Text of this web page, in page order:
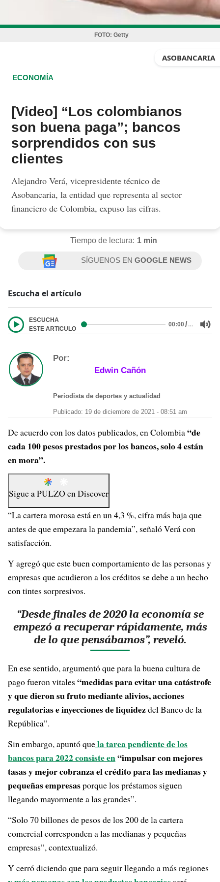
FOTO: Getty
ASOBANCARIA
ECONOMÍA
[Video] “Los colombianos
son buena paga”; bancos
sorprendidos con sus
clientes
Alejandro Verá, vicepresidente técnico de
Asobancaria, la entidad que representa al sector
financiero de Colombia, expuso las cifras.
Tiempo de lectura: 1 min
SÍGUENOS ENGOOGLE NEWS
Escucha el artículo
ESCUCHA
ESTE ARTICULO
00:00/…
Por:
Edwin Cañón
Periodista de deportes y actualidad
Publicado: 19 de diciembre de 2021 - 08:51 am
De acuerdo con los datos publicados, en Colombia“de
cada 100 pesos prestados por los bancos, solo 4 están
en mora”.
Sigue aPULZO enDiscover
“La cartera morosa está en un 4,3 %, cifra más baja que
antes de que empezara la pandemia”, señaló Verá con
satisfacción.
Y agregó que este buen comportamiento de las personas y
empresas que acudieron a los créditos se debe a un hecho
con tintes sorpresivos.
“Desde finales de 2020 la economía se
empezó a recuperar rápidamente, más
de lo que pensábamos”, reveló.
En ese sentido, argumentó que para la buena cultura de
pago fueron vitales “medidas para evitar una catástrofe
y que dieron su fruto mediante alivios, acciones
regulatorias e inyecciones de liquidezdel Banco de la
República”.
Sin embargo, apuntó quela tarea pendiente de los
bancos para 2022 consiste en“impulsar con mejores
tasas y mejor cobranza el crédito para las medianas y
pequeñas empresasporque los préstamos siguen
llegando mayormente a las grandes”.
“Solo 70 billones de pesos de los 200 de la cartera
comercial corresponden a las medianas y pequeñas
empresas”, contextualizó.
Y cerró diciendo que para seguir llegando a más regiones